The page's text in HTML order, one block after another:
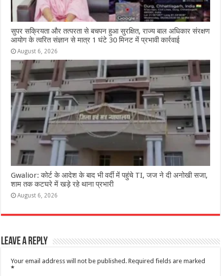
सुपर सक्रियता और तत्परता से बचपन हुआ सुरक्षित, राज्य बाल अधिकार संरक्षण
आयोग के त्वरित संज्ञान से मात्र 1 घंटे 30 मिनट में प्रभावी कार्रवाई
August 6, 2026
Gwalior: कोर्ट के आदेश के बाद भी वर्दी में पहुंचे TI, जज ने दी अनोखी सजा,
शाम तक कटघरे में खड़े रहे थाना प्रभारी
August 6, 2026
Leave a Reply
Your email address will not be published. Required fields are marked
*